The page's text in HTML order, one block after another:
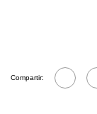
Compartir: